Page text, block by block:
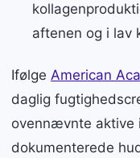
aftenen og i lav
Ifølge American
daglig
ovennævnte aktive
dokumenterede